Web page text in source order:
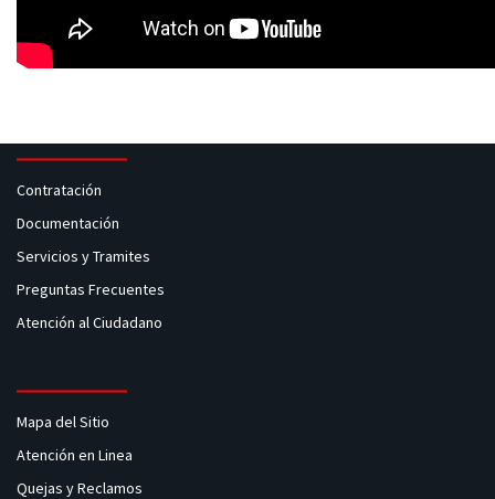
Contratación
Documentación
Servicios y Tramites
Preguntas Frecuentes
Atención al Ciudadano
Mapa del Sitio
Atención en Linea
Quejas y Reclamos